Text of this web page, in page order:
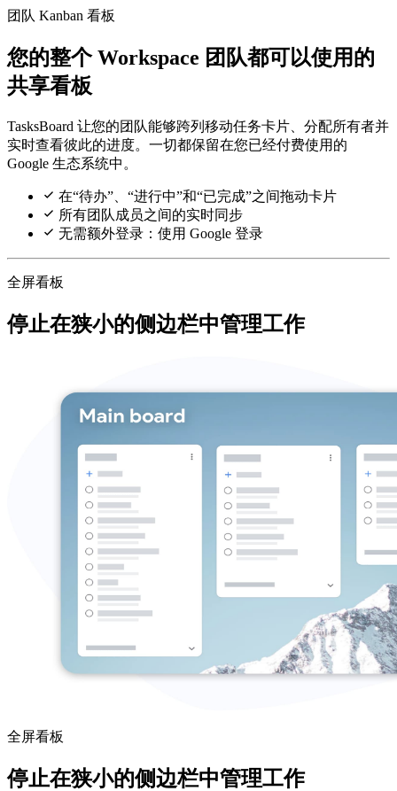
团队 Kanban 看板
您的整个 Workspace 团队都可以使用的
共享看板
TasksBoard 让您的团队能够跨列移动任务卡片、分配所有者并
实时查看彼此的进度。一切都保留在您已经付费使用的
Google 生态系统中。
在“待办”、“进行中”和“已完成”之间拖动卡片
所有团队成员之间的实时同步
无需额外登录：使用 Google 登录
全屏看板
停止在狭小的侧边栏中管理工作
全屏看板
停止在狭小的侧边栏中管理工作